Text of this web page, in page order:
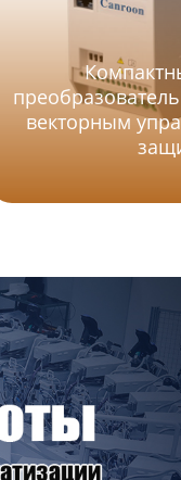
векторным